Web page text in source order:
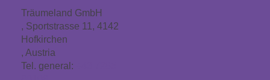
Träumeland GmbH
, Sportstrasse 11, 4142
Hofkirchen
, Austria
Tel. general: